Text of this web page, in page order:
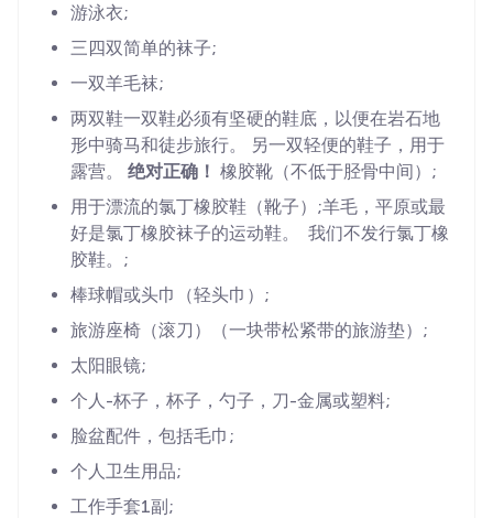
游泳衣;
三四双简单的袜子;
一双羊毛袜;
两双鞋一双鞋必须有坚硬的鞋底，以便在岩石地
形中骑马和徒步旅行。 另一双轻便的鞋子，用于
露营。 绝对正确！ 橡胶靴（不低于胫骨中间）;
用于漂流的氯丁橡胶鞋（靴子）;羊毛，平原或最
好是氯丁橡胶袜子的运动鞋。 我们不发行氯丁橡
胶鞋。;
棒球帽或头巾（轻头巾）;
旅游座椅（滚刀）（一块带松紧带的旅游垫）;
太阳眼镜;
个人-杯子，杯子，勺子，刀-金属或塑料;
脸盆配件，包括毛巾;
个人卫生用品;
工作手套1副;